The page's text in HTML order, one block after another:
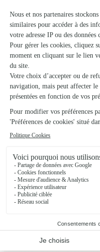
2, chemin de la Viguerie
Voir la boutique
L’orchidee
★★ ★★★4.4 (7)
58, Grand Rue
Voir la boutique
Ils ont fait livrer